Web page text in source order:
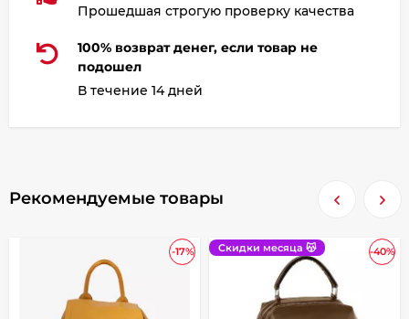
Прошедшая строгую проверку качества
100% возврат денег, если товар не
подошел
В течение 14 дней
Рекомендуемые товары
-17% -40%
Скидки месяца 😽